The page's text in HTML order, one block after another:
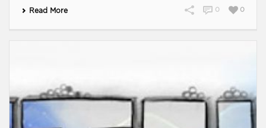
Read More 0
0